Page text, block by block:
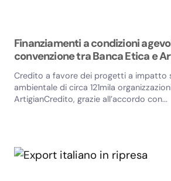
Finanziamenti a condizioni
convenzione tra Banca Etica e
Credito a favore dei progetti a impatto
ambientale di circa 121mila
ArtigianCredito, grazie all’accordo con...